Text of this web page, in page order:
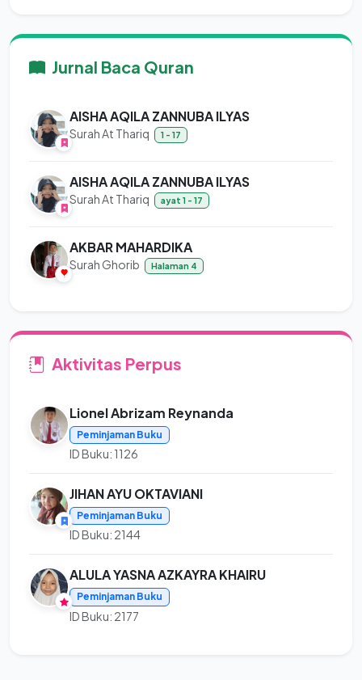
Jurnal Baca Quran
AISHA AQILA ZANNUBA ILYAS
Surah At Thariq 1 - 17
AISHA AQILA ZANNUBA ILYAS
Surah At Thariq ayat 1 - 17
AKBAR MAHARDIKA
Surah Ghorib Halaman 4
Aktivitas Perpus
Lionel Abrizam Reynanda
Peminjaman Buku
ID Buku: 1126
JIHAN AYU OKTAVIANI
Peminjaman Buku
ID Buku: 2144
ALULA YASNA AZKAYRA KHAIRU
Peminjaman Buku
ID Buku: 2177